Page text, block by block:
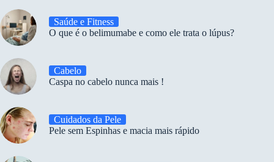
Saúde e Fitness
O que é o belimumabe e como ele trata o lúpus?
Cabelo
Caspa no cabelo nunca mais !
Cuidados da Pele
Pele sem Espinhas e macia mais rápido